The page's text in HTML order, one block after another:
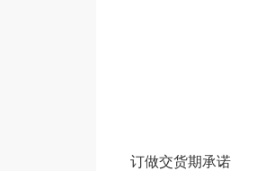
订做交货期承诺